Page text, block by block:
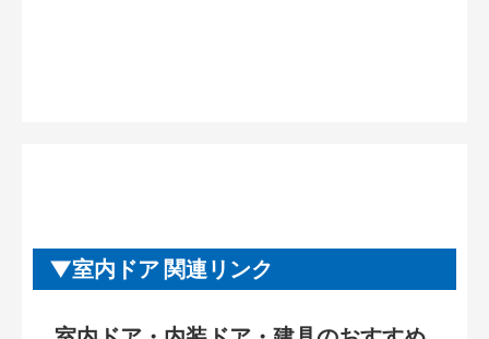
室内ドア 関連リンク